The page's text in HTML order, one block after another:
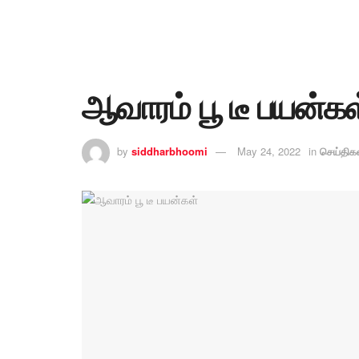
ஆவாரம் பூ டீ
by siddharbhoomi May 24, 2022 in